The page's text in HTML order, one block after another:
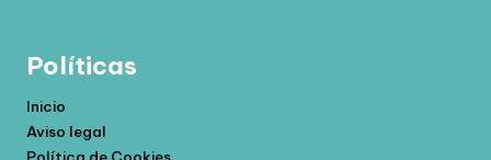
Políticas
Inicio
Aviso legal